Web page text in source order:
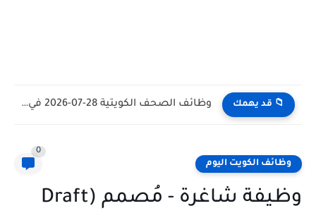
📁 قد يهمك وظائف الكويت اليوم بتاريخ 28-07-2026 للأجانب والمواطنين في مختلف التخصصات
وظائف الكويت اليوم
0
وظيفة شاغرة - مُصمم (Draft